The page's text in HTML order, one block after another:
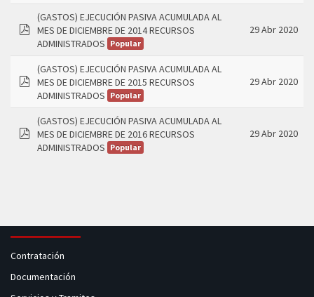
(GASTOS) EJECUCIÓN PASIVA ACUMULADA AL
MES DE DICIEMBRE DE 2014 RECURSOS
ADMINISTRADOS Popular
29 Abr 2020
(GASTOS) EJECUCIÓN PASIVA ACUMULADA AL
MES DE DICIEMBRE DE 2015 RECURSOS
ADMINISTRADOS Popular
29 Abr 2020
(GASTOS) EJECUCIÓN PASIVA ACUMULADA AL
MES DE DICIEMBRE DE 2016 RECURSOS
ADMINISTRADOS Popular
29 Abr 2020
Contratación
Documentación